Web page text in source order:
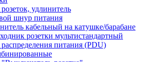
удлинитель
шнур питания
кабельный на катушке/барабане
розетки мультистандартный
питания (PDU)